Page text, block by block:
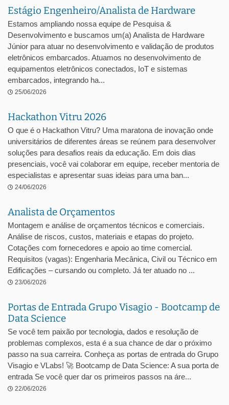
Estágio Engenheiro/Analista de Hardware
Estamos ampliando nossa equipe de Pesquisa &
Desenvolvimento e buscamos um(a) Analista de Hardware
Júnior para atuar no desenvolvimento e validação de produtos
eletrônicos embarcados. Atuamos no desenvolvimento de
equipamentos eletrônicos conectados, IoT e sistemas
embarcados, integrando ha...
25/06/2026
Hackathon Vitru 2026
O que é o Hackathon Vitru? Uma maratona de inovação onde
universitários de diferentes áreas se reúnem para desenvolver
soluções para desafios reais da educação. Em dois dias
presenciais, você vai colaborar em equipe, receber mentoria de
especialistas e apresentar suas ideias para uma ban...
24/06/2026
Analista de Orçamentos
Montagem e análise de orçamentos técnicos e comerciais.
Análise de riscos, custos, materiais e etapas do projeto.
Cotações com fornecedores e apoio ao time comercial.
Requisitos (vagas): Engenharia Mecânica, Civil ou Técnico em
Edificações – cursando ou completo. Já ter atuado no ...
23/06/2026
Portas de Entrada Grupo Visagio - Bootcamp de
Data Science
Se você tem paixão por tecnologia, dados e resolução de
problemas complexos, esta é a sua chance de dar o próximo
passo na sua carreira. Conheça as portas de entrada do Grupo
Visagio e VLabs! 🚀 Bootcamp de Data Science: A sua porta de
entrada Se você quer dar os primeiros passos na áre...
22/06/2026